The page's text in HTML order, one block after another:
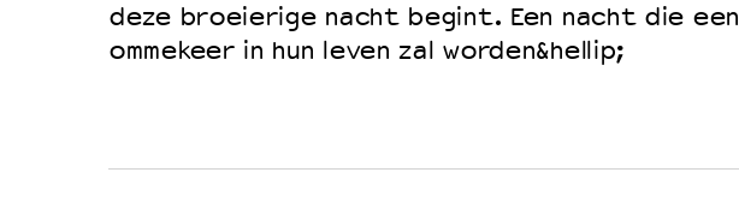
deze broeierige nacht begint. Een nacht die een
ommekeer in hun leven zal worden&hellip;